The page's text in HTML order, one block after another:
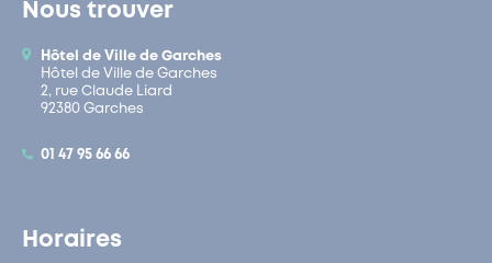
Nous trouver
Hôtel de Ville de Garches
Hôtel de Ville de Garches
2, rue Claude Liard
92380 Garches
01 47 95 66 66
Horaires